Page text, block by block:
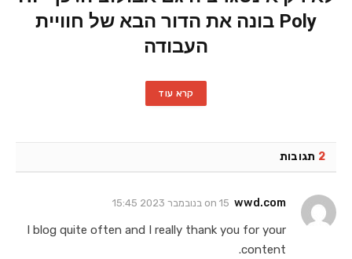
Poly בונה את הדור הבא של חוויית
העבודה
קרא עוד
2 תגובות
wwd.com 15 בנובמבר 2023 15:45
I blog quite often and I really thank you for your
content.